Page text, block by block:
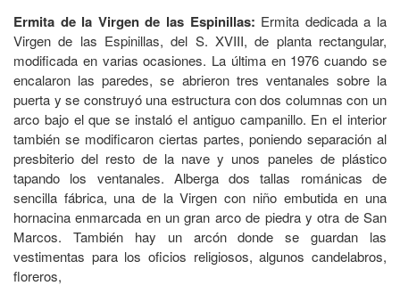
Ermita de la Virgen de las Espinillas: Ermita dedicada a la
Virgen de las Espinillas, del S. XVIII, de planta rectangular,
modificada en varias ocasiones. La última en 1976 cuando se
encalaron las paredes, se abrieron tres ventanales sobre la
puerta y se construyó una estructura con dos columnas con un
arco bajo el que se instaló el antiguo campanillo. En el interior
también se modificaron ciertas partes, poniendo separación al
presbiterio del resto de la nave y unos paneles de plástico
tapando los ventanales. Alberga dos tallas románicas de
sencilla fábrica, una de la Virgen con niño embutida en una
hornacina enmarcada en un gran arco de piedra y otra de San
Marcos. También hay un arcón donde se guardan las
vestimentas para los oficios religiosos, algunos candelabros,
floreros,